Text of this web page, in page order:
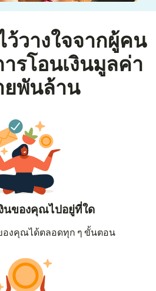
ว้วางใจจากผู้คน
รโอนเงินมูลค่า
ยพันล้าน
นของคุณไปอยู่ที่ใด
องคุณได้ตลอดทุก ๆ ขั้นตอน